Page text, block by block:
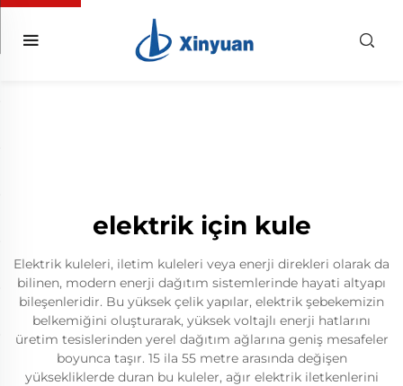
elektrik için kule
Elektrik kuleleri, iletim kuleleri veya enerji direkleri olarak da
bilinen, modern enerji dağıtım sistemlerinde hayati altyapı
bileşenleridir. Bu yüksek çelik yapılar, elektrik şebekemizin
belkemiğini oluşturarak, yüksek voltajlı enerji hatlarını
üretim tesislerinden yerel dağıtım ağlarına geniş mesafeler
boyunca taşır. 15 ila 55 metre arasında değişen
yüksekliklerde duran bu kuleler, ağır elektrik iletkenlerini